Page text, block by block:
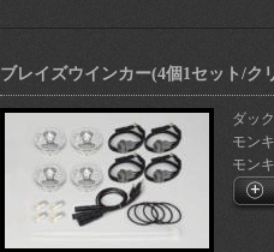
ブレイズウインカー(4個1セット/ク
ダッ
モン
モン